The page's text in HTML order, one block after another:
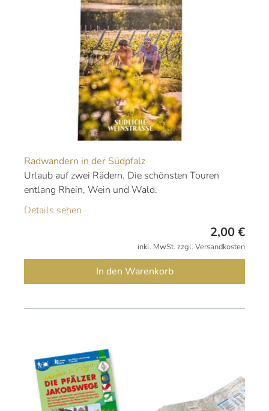
Radwandern in der Südpfalz
Urlaub auf zwei Rädern. Die schönsten Touren
entlang Rhein, Wein und Wald.
Details sehen
2,00€
inkl. MwSt. zzgl. Versandkosten
In den Warenkorb